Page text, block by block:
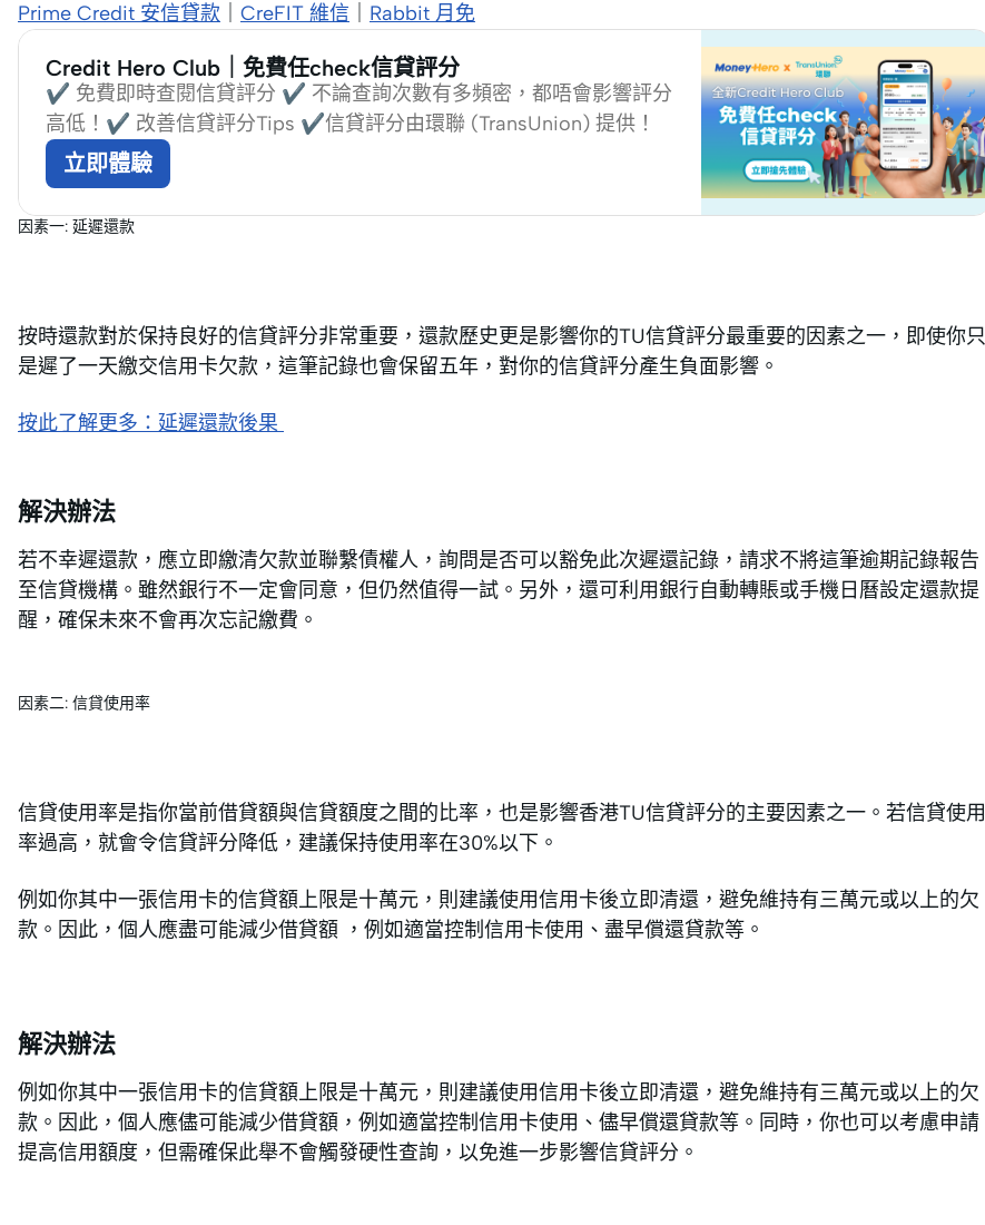
Prime Credit 安信貸款
CreFIT 維信 Rabbit 月免
Credit Hero Club｜免費任check信貸評分
✔️ 免費即時查閱信貸評分 ✔️ 不論查詢次數有多頻密，都唔會影響評分
高低！✔️ 改善信貸評分Tips ✔️信貸評分由環聯 (TransUnion) 提供！
立即體驗
因素一: 延遲還款
按時還款對於保持良好的信貸評分非常重要，還款歷史更是影響你的TU信貸評分最重要的因素之一，即使你只
是遲了一天繳交信用卡欠款，這筆記錄也會保留五年，對你的信貸評分產生負面影響。
按此了解更多：延遲還款後果
解決辦法
若不幸遲還款，應立即繳清欠款並聯繫債權人，詢問是否可以豁免此次遲還記錄，請求不將這筆逾期記錄報告
至信貸機構。雖然銀行不一定會同意，但仍然值得一試。另外，還可利用銀行自動轉賬或手機日曆設定還款提
醒，確保未來不會再次忘記繳費。
因素二: 信貸使用率
信貸使用率是指你當前借貸額與信貸額度之間的比率，也是影響香港TU信貸評分的主要因素之一。若信貸使用
率過高，就會令信貸評分降低，建議保持使用率在30%以下。
例如你其中一張信用卡的信貸額上限是十萬元，則建議使用信用卡後立即清還，避免維持有三萬元或以上的欠
款。因此，個人應盡可能減少借貸額 ，例如適當控制信用卡使用、盡早償還貸款等。
解決辦法
例如你其中一張信用卡的信貸額上限是十萬元，則建議使用信用卡後立即清還，避免維持有三萬元或以上的欠
款。因此，個人應儘可能減少借貸額，例如適當控制信用卡使用、儘早償還貸款等。同時，你也可以考慮申請
提高信用額度，但需確保此舉不會觸發硬性查詢，以免進一步影響信貸評分。